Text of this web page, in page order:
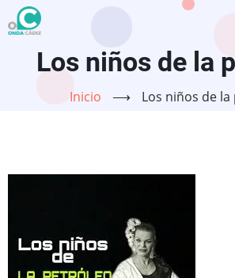
Pasar
al
contenido
principalLos niños de la
Inicio ⟶ Los niños de